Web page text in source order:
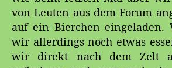
von Leuten aus dem Forum
auf ein Bierchen eingeladen.
wir allerdings noch etwas
wir direkt nach dem Zelt